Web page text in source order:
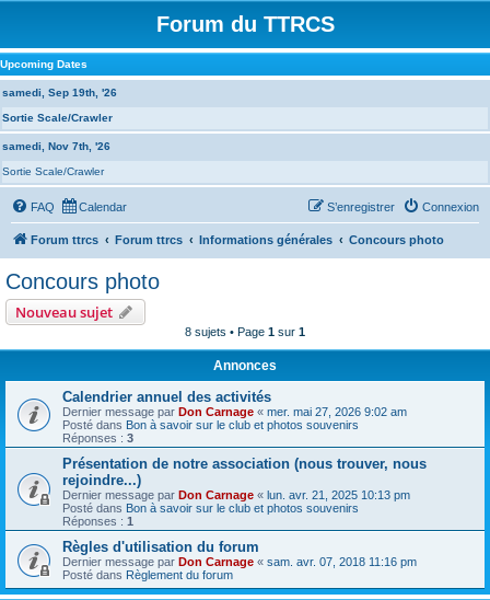
Forum du TTRCS
Upcoming Dates
samedi, Sep 19th, '26
Sortie Scale/Crawler
samedi, Nov 7th, '26
Sortie Scale/Crawler
FAQ Calendar Connexion
S’enregistrer
Forum ttrcs Forum ttrcs Informations générales Concours photo
Concours photo
Nouveau sujet
8 sujets • Page 1 sur 1
Annonces
Calendrier annuel des activités
Dernier message par Don Carnage « mer. mai 27, 2026 9:02 am
Posté dans Bon à savoir sur le club et photos souvenirs
Réponses : 3
Présentation de notre association (nous trouver, nous
rejoindre...)
Dernier message par Don Carnage « lun. avr. 21, 2025 10:13 pm
Posté dans Bon à savoir sur le club et photos souvenirs
Réponses : 1
Règles d'utilisation du forum
Dernier message par Don Carnage « sam. avr. 07, 2018 11:16 pm
Posté dans Règlement du forum